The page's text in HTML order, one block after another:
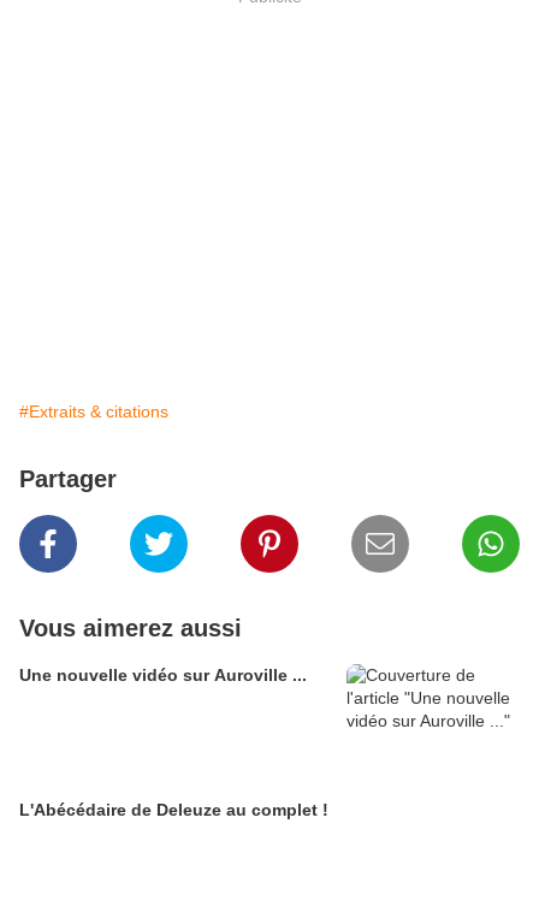
#Extraits & citations
Partager
Vous aimerez aussi
Une nouvelle vidéo sur Auroville ...
L'Abécédaire de Deleuze au complet !